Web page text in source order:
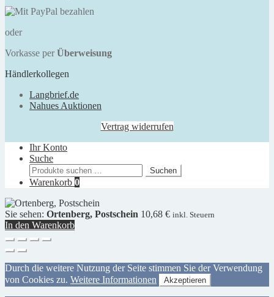
oder
Vorkasse per Überweisung
Händlerkollegen
Langbrief.de
Nahues Auktionen
Vertrag widerrufen
Ihr Konto
Suche
Suchen
nach:
Suchen
Warenkorb 0
Sie sehen: Ortenberg, Postschein 10,68 € inkl. Steuern
In den Warenkorb
Durch die weitere Nutzung der Seite stimmen Sie der Verwendung
von Cookies zu. Weitere Informationen Akzeptieren